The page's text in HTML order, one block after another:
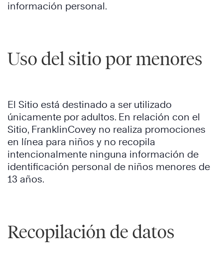
información personal.
Uso del sitio por menores
El Sitio está destinado a ser utilizado
únicamente por adultos. En relación con el
Sitio, FranklinCovey no realiza promociones
en línea para niños y no recopila
intencionalmente ninguna información de
identificación personal de niños menores de
13 años.
Recopilación de datos